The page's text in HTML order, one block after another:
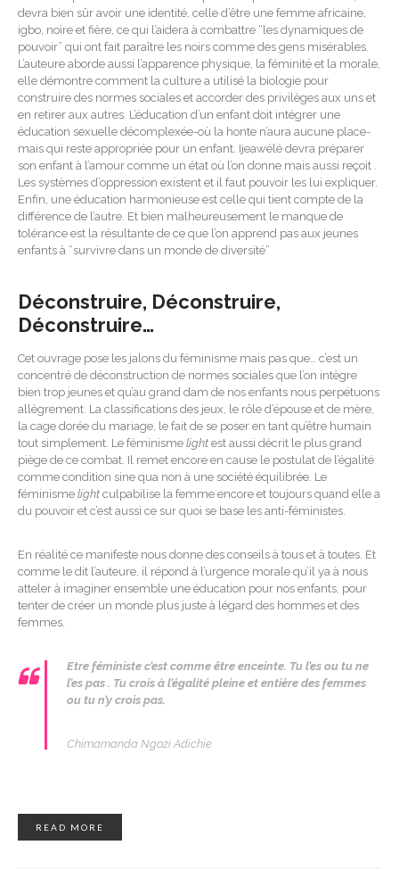
devra bien sûr avoir une identité, celle d’être une femme africaine,
igbo, noire et fière, ce qui l’aidera à combattre “les dynamiques de
pouvoir” qui ont fait paraître les noirs comme des gens misérables.
L’auteure aborde aussi l’apparence physique, la féminité et la morale,
elle démontre comment la culture a utilisé la biologie pour
construire des normes sociales et accorder des privilèges aux uns et
en retirer aux autres. L’éducation d’un enfant doit intégrer une
éducation sexuelle décomplexée-où la honte n’aura aucune place-
mais qui reste appropriée pour un enfant. Ijeawélé devra préparer
son enfant à l’amour comme un état où l’on donne mais aussi reçoit .
Les systèmes d’oppression existent et il faut pouvoir les lui expliquer.
Enfin, une éducation harmonieuse est celle qui tient compte de la
différence de l’autre. Et bien malheureusement le manque de
tolérance est la résultante de ce que l’on apprend pas aux jeunes
enfants à ”survivre dans un monde de diversité”
Déconstruire, Déconstruire,
Déconstruire…
Cet ouvrage pose les jalons du féminisme mais pas que… c’est un
concentré de déconstruction de normes sociales que l’on intègre
bien trop jeunes et qu’au grand dam de nos enfants nous perpétuons
allègrement. La classifications des jeux, le rôle d’épouse et de mère,
la cage dorée du mariage, le fait de se poser en tant qu’être humain
tout simplement. Le féminisme light est aussi décrit le plus grand
piège de ce combat. Il remet encore en cause le postulat de l’égalité
comme condition sine qua non à une société équilibrée. Le
féminisme light culpabilise la femme encore et toujours quand elle a
du pouvoir et c’est aussi ce sur quoi se base les anti-féministes.
En réalité ce manifeste nous donne des conseils à tous et à toutes. Et
comme le dit l’auteure, il répond à l’urgence morale qu’il ya à nous
atteler à imaginer ensemble une éducation pour nos enfants, pour
tenter de créer un monde plus juste à légard des hommes et des
femmes.
Etre féministe c’est comme être enceinte. Tu l’es ou tu ne
l’es pas . Tu crois à l’égalité pleine et entière des femmes
ou tu n’y crois pas.
Chimamanda Ngozi Adichie
READ MORE